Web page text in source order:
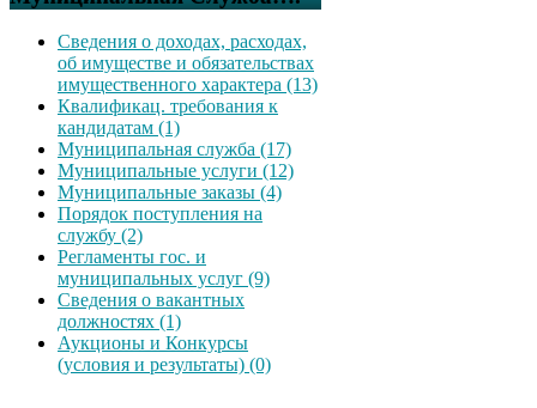
Сведения о доходах, расходах,
об имуществе и обязательствах
имущественного характера (13)
Квалификац. требования к
кандидатам (1)
Муниципальная служба (17)
Муниципальные услуги (12)
Муниципальные заказы (4)
Порядок поступления на
службу (2)
Регламенты гос. и
муниципальных услуг (9)
Сведения о вакантных
должностях (1)
Аукционы и Конкурсы
(условия и результаты) (0)